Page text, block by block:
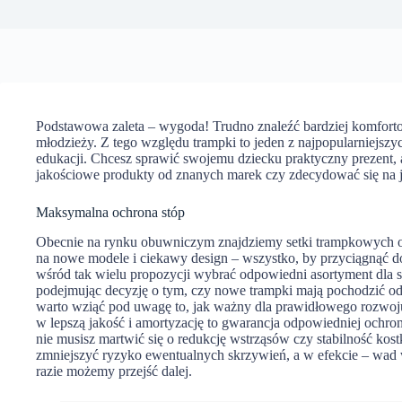
Podstawowa zaleta – wygoda! Trudno znaleźć bardziej
młodzieży. Z tego względu trampki to jeden z
edukacji. Chcesz sprawić swojemu dziecku praktyczny
jakościowe produkty od znanych marek czy zdecydować się
Maksymalna ochrona stóp
Obecnie na rynku obuwniczym znajdziemy setki trampkowych
na nowe modele i ciekawy design – wszystko, by przyciągnąć
wśród tak wielu propozycji wybrać odpowiedni asortyment dla
podejmując decyzję o tym, czy nowe trampki mają pochodzić
warto wziąć pod uwagę to, jak ważny dla prawidłowego
w lepszą jakość i amortyzację to gwarancja odpowiedniej
nie musisz martwić się o redukcję wstrząsów czy stabilność
zmniejszyć ryzyko ewentualnych skrzywień, a w efekcie –
razie możemy przejść dalej.